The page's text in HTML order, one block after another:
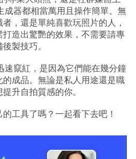
成器都相當萬用且操作簡單。無
，還是單純喜歡玩照片的人，
造出驚艷的效果，不需要請專
製技巧。
速竄紅，是因為它們能在幾分鐘
成品。無論是私人用途還是職
升自拍質感的你。
工具了嗎？一起看下去吧！